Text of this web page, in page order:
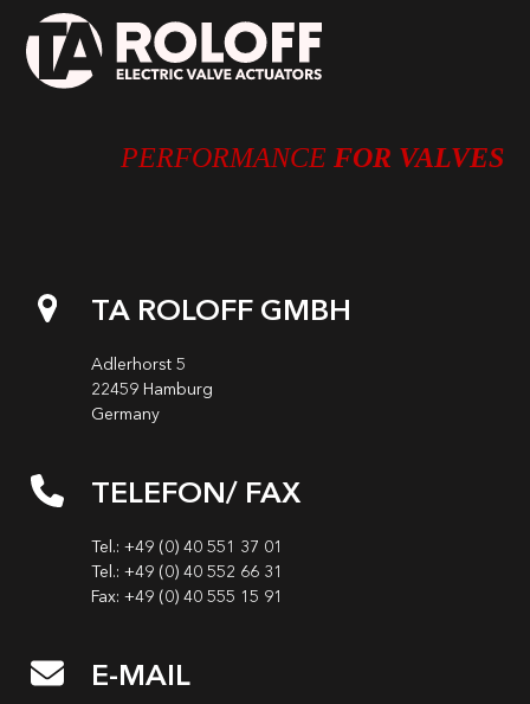
PERFORMANCE FOR VALVES
TA ROLOFF GMBH
Adlerhorst 5
22459 Hamburg
Germany
TELEFON/ FAX
Tel.: +49 (0) 40 551 37 01
Tel.: +49 (0) 40 552 66 31
Fax: +49 (0) 40 555 15 91
E-MAIL